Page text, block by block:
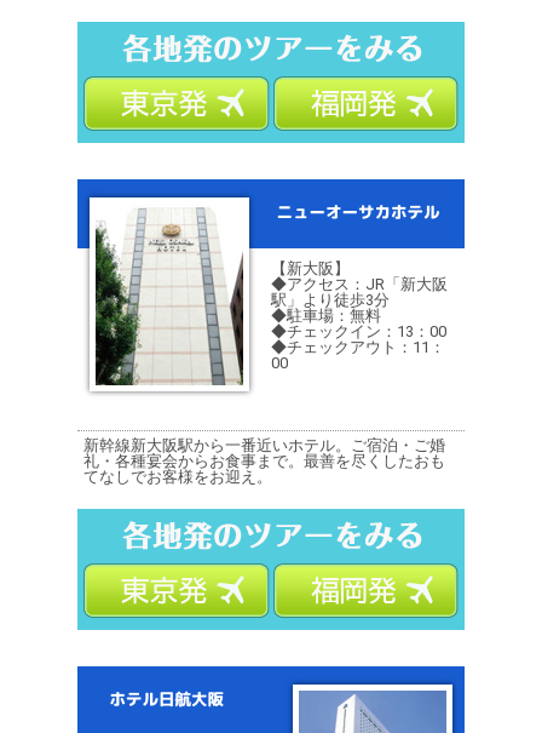
【新大阪】
◆アクセス：JR「新大阪
駅」より徒歩3分
◆駐車場：無料
◆チェックイン：13：00
◆チェックアウト：11：
00
新幹線新大阪駅から一番近いホテル。ご宿泊・ご婚
礼・各種宴会からお食事まで。最善を尽くしたおも
てなしでお客様をお迎え。